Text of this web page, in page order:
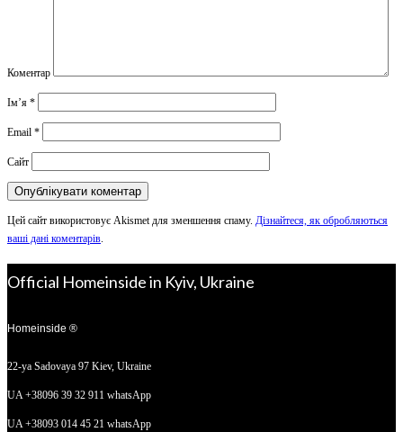
Коментар
Ім’я *
Email *
Сайт
Цей сайт використовує Akismet для зменшення спаму. Дізнайтеся, як обробляються
ваші дані коментарів.
Official Homeinside in Kyiv, Ukraine
Homeinside ®
22-ya Sadovaya 97 Kiev, Ukraine
UA +38096 39 32 911 whatsApp
UA +38093 014 45 21 whatsApp